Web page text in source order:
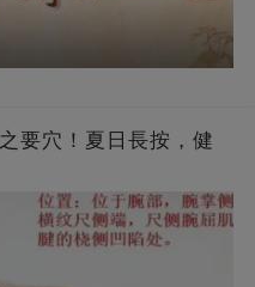
要穴！夏日長按，健